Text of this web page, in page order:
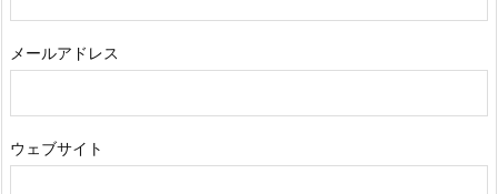
メールアドレス
ウェブサイト